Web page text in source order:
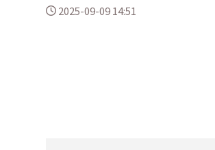
2025-09-09 14:51